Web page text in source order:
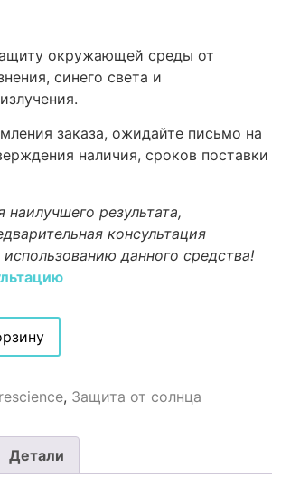
окружающей среды от
синего света и
заказа, ожидайте письмо на
наличия, сроков поставки
результата,
консультация
данного средства!
, Защита от солнца
Детали